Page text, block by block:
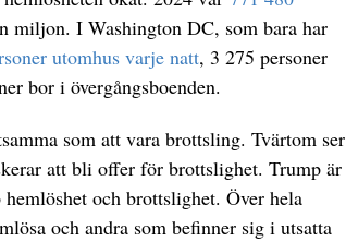
miljon. I Washington DC, som bara har
utomhus varje natt, 3 275 personer
bor i övergångsboenden.
som att vara brottsling. Tvärtom ser
att bli offer för brottslighet. Trump är
och brottslighet. Över hela
och andra som befinner sig i utsatta